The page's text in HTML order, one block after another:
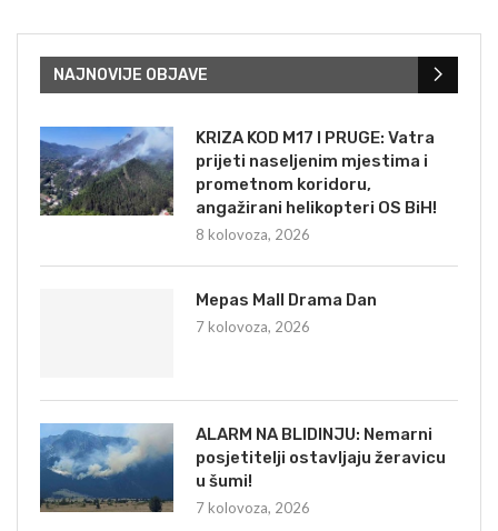
NAJNOVIJE OBJAVE
KRIZA KOD M17 I PRUGE: Vatra
prijeti naseljenim mjestima i
prometnom koridoru,
angažirani helikopteri OS BiH!
8 kolovoza, 2026
Mepas Mall Drama Dan
7 kolovoza, 2026
ALARM NA BLIDINJU: Nemarni
posjetitelji ostavljaju žeravicu
u šumi!
7 kolovoza, 2026